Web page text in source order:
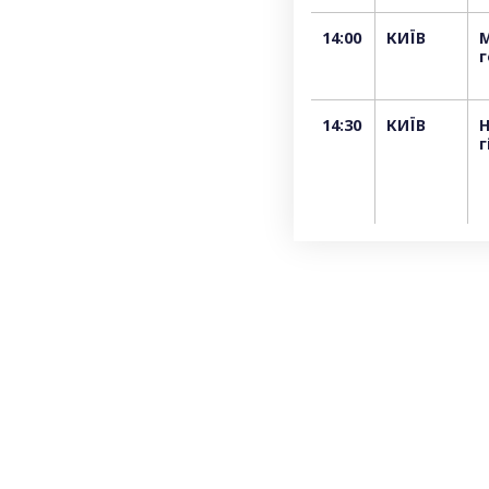
14:00 КИЇВ
14:30 КИЇВ